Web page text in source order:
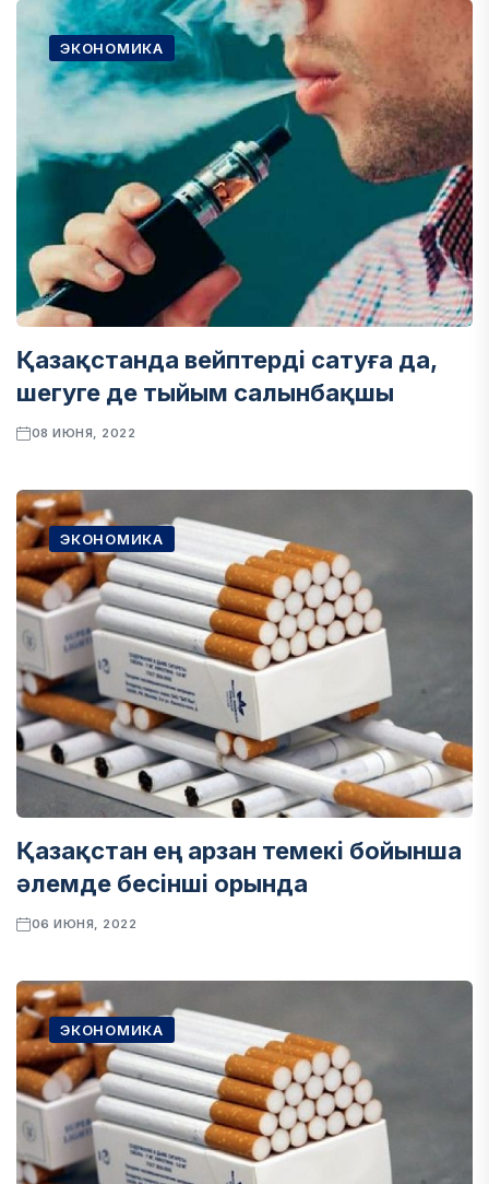
ЭКОНОМИКА
Қазақстанда вейптерді сатуға да,
шегуге де тыйым салынбақшы
08 ИЮНЯ, 2022
ЭКОНОМИКА
Қазақстан ең арзан темекі бойынша
әлемде бесінші орында
06 ИЮНЯ, 2022
ЭКОНОМИКА